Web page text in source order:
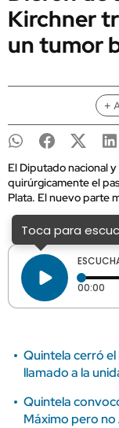
Kirchner
un tumor
+
El Diputado nacional
quirúrgicamente el
Plata. El nuevo parte
Toca para
00:00
Quintela cerró
llamado a la
Quintela
Máximo pero no